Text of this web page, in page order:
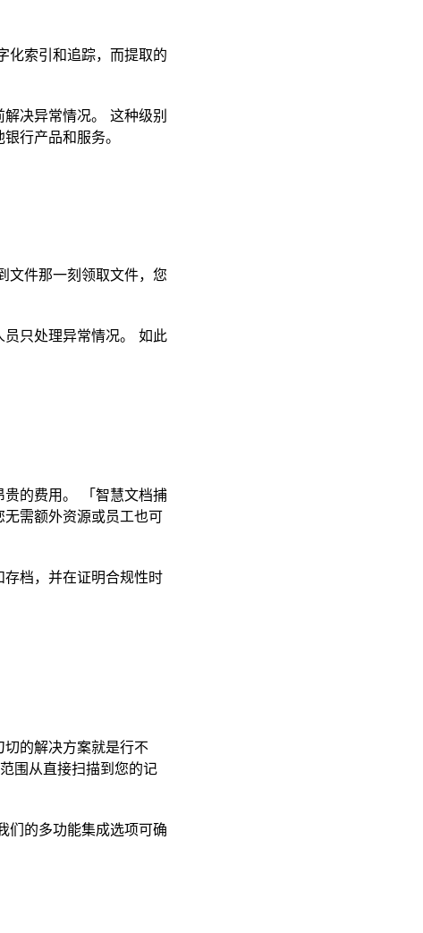
化索引和追踪，而提取的
决异常情况。 这种级别
行产品和服务。
文件那一刻领取文件，您
只处理异常情况。 如此
的费用。 「智慧文档捕
需额外资源或员工也可
档，并在证明合规性时
的解决方案就是行不
围从直接扫描到您的记
们的多功能集成选项可确